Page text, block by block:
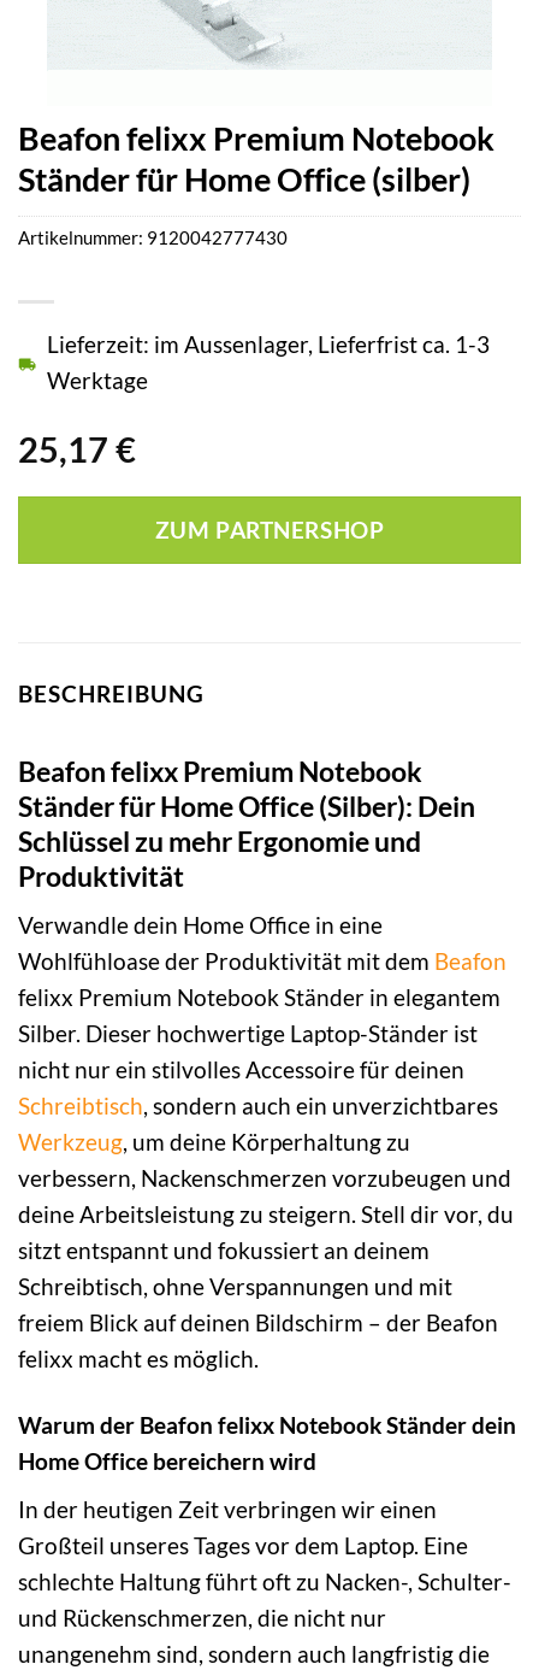
Beafon felixx Premium Notebook
Ständer für Home Office (silber)
25,17 €
Lieferzeit: im Aussenlager, Lieferfrist ca. 1-3
Werktage
ZUM PARTNERSHOP
Artikelnummer: 9120042777430
BESCHREIBUNG
Beafon felixx Premium Notebook
Ständer für Home Office (Silber): Dein
Schlüssel zu mehr Ergonomie und
Produktivität
Verwandle dein Home Office in eine
Wohlfühloase der Produktivität mit dem Beafon
felixx Premium Notebook Ständer in elegantem
Silber. Dieser hochwertige Laptop-Ständer ist
nicht nur ein stilvolles Accessoire für deinen
Schreibtisch, sondern auch ein unverzichtbares
Werkzeug, um deine Körperhaltung zu
verbessern, Nackenschmerzen vorzubeugen und
deine Arbeitsleistung zu steigern. Stell dir vor, du
sitzt entspannt und fokussiert an deinem
Schreibtisch, ohne Verspannungen und mit
freiem Blick auf deinen Bildschirm – der Beafon
felixx macht es möglich.
Warum der Beafon felixx Notebook Ständer dein
Home Office bereichern wird
In der heutigen Zeit verbringen wir einen
Großteil unseres Tages vor dem Laptop. Eine
schlechte Haltung führt oft zu Nacken-, Schulter-
und Rückenschmerzen, die nicht nur
unangenehm sind, sondern auch langfristig die